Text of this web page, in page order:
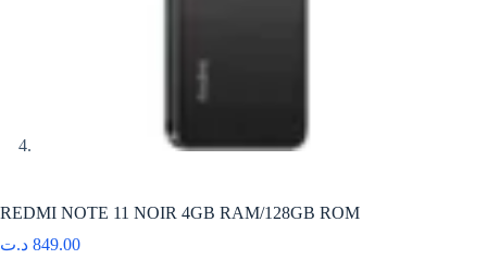
REDMI NOTE 11 NOIR 4GB RAM/128GB ROM
849.00 د.ت